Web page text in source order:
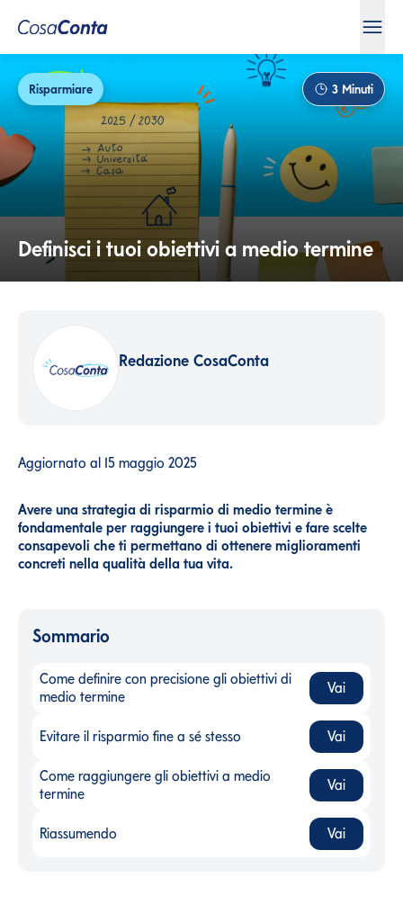
Risparmiare 3 Minuti
Definisci i tuoi obiettivi a medio termine
Redazione CosaConta
Aggiornato al 15 maggio 2025
Avere una strategia di risparmio di medio termine è
fondamentale per raggiungere i tuoi obiettivi e fare scelte
consapevoli che ti permettano di ottenere miglioramenti
concreti nella qualità della tua vita.
Sommario
Come definire con precisione gli obiettivi di medio termine
Come definire con precisione gli obiettivi di
medio termine
Vai
Evitare il risparmio fine a sé stesso
Evitare il risparmio fine a sé stesso Vai
Come raggiungere gli obiettivi a medio termine
Come raggiungere gli obiettivi a medio
termine
Vai
Riassumendo
Riassumendo Vai